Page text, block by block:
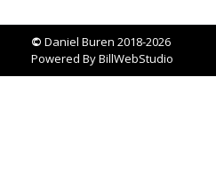
© Daniel Buren 2018-2026
Powered ByBillWebStudio